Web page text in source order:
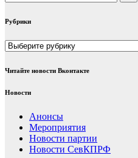
Рубрики
Рубрики
Читайте новости Вконтакте
Новости
Анонсы
Мероприятия
Новости партии
Новости СевКПРФ